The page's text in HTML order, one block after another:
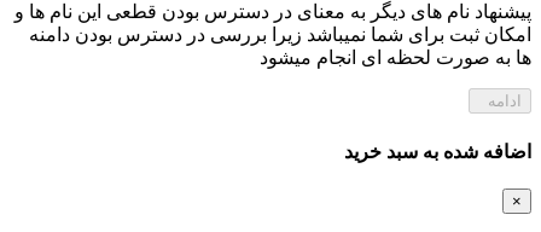
پیشنهاد نام های دیگر به معنای در دسترس بودن قطعی این نام ها و
امکان ثبت برای شما نمیباشد زیرا بررسی در دسترس بودن دامنه
ها به صورت لحظه ای انجام میشود
ادامه
اضافه شده به سبد خرید
×